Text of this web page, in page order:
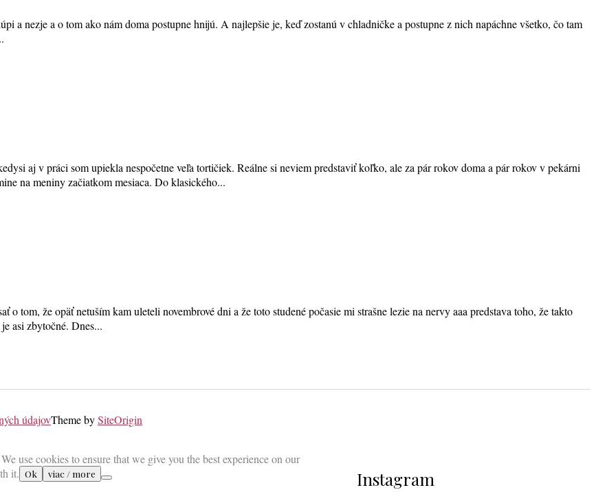
a nezje a o tom ako nám doma postupne hnijú. A najlepšie je, keď zostanú v chladničke a postupne z nich napáchne všetko, čo tam
aj v práci som upiekla nespočetne veľa tortičiek. Reálne si neviem predstaviť koľko, ale za pár rokov doma a pár rokov v pekárni
na meniny začiatkom mesiaca. Do klasického...
tom, že opäť netuším kam uleteli novembrové dni a že toto studené počasie mi strašne lezie na nervy aaa predstava toho, že takto
asi zbytočné. Dnes...
Instagram
údajovTheme bySiteOrigin
use cookies to ensure that we give you the best experience on our
it. Ok viac / more